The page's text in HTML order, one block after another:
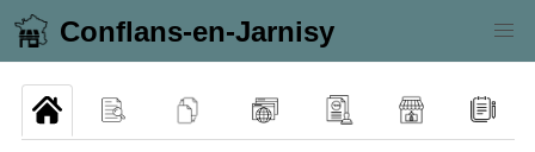
Conflans-en-Jarnisy